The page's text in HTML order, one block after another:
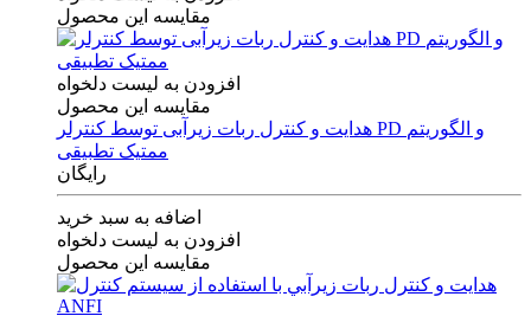
مقایسه این محصول
افزودن به لیست دلخواه
مقایسه این محصول
هدایت و کنترل ربات زیرآبی توسط کنترلر PD و الگوریتم
ممتیک تطبیقی
رایگان
اضافه به سبد خرید
افزودن به لیست دلخواه
مقایسه این محصول